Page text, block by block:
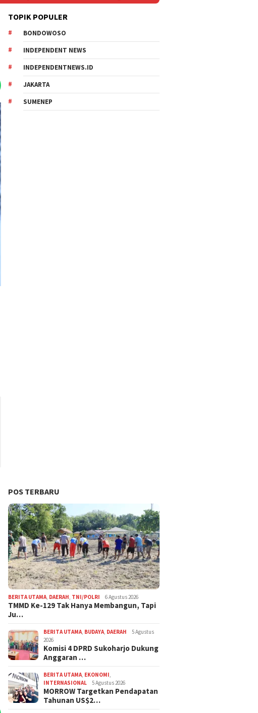
TOPIK POPULER
BONDOWOSO
INDEPENDENT NEWS
INDEPENDENTNEWS.ID
JAKARTA
SUMENEP
POS TERBARU
BERITA UTAMA DAERAH TNI/POLRI 6 Agustus 2026
TMMD Ke-129 Tak Hanya Membangun, Tapi
Ju…
BERITA UTAMA BUDAYA DAERAH
5 Agustus
2026
Komisi 4 DPRD Sukoharjo Dukung
Anggaran …
BERITA UTAMA EKONOMI
INTERNASIONAL
5 Agustus 2026
MORROW Targetkan Pendapatan
Tahunan US$2…